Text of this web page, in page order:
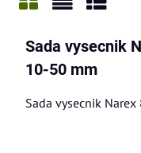
Sada vysecnik
10-50 mm
Sada vysecnik